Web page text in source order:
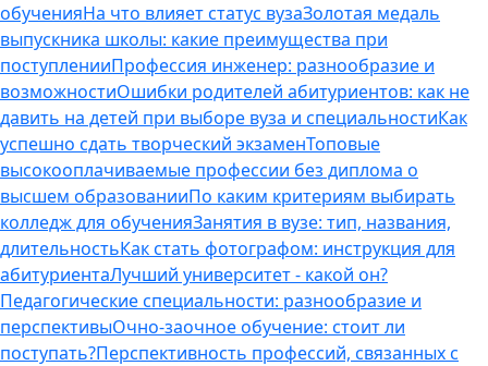
обученияНа что влияет статус вузаЗолотая медаль
выпускника школы: какие преимущества при
поступленииПрофессия инженер: разнообразие и
возможностиОшибки родителей абитуриентов: как не
давить на детей при выборе вуза и специальностиКак
успешно сдать творческий экзаменТоповые
высокооплачиваемые профессии без диплома о
высшем образованииПо каким критериям выбирать
колледж для обученияЗанятия в вузе: тип, названия,
длительностьКак стать фотографом: инструкция для
абитуриентаЛучший университет - какой он?
Педагогические специальности: разнообразие и
перспективыОчно-заочное обучение: стоит ли
поступать?Перспективность профессий, связанных с